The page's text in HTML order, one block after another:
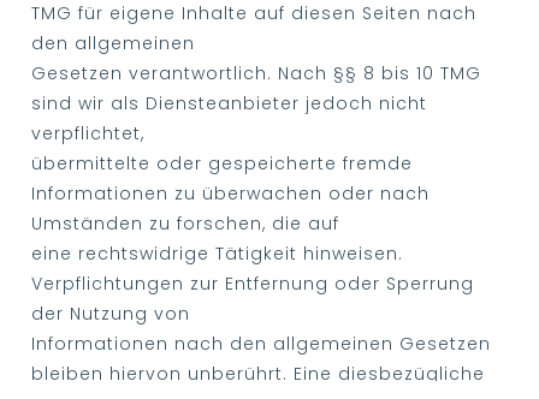
TMG für eigene Inhalte auf diesen Seiten nach
den allgemeinen
Gesetzen verantwortlich. Nach §§ 8 bis 10 TMG
sind wir als Diensteanbieter jedoch nicht
verpflichtet,
übermittelte oder gespeicherte fremde
Informationen zu überwachen oder nach
Umständen zu forschen, die auf
eine rechtswidrige Tätigkeit hinweisen.
Verpflichtungen zur Entfernung oder Sperrung
der Nutzung von
Informationen nach den allgemeinen Gesetzen
bleiben hiervon unberührt. Eine diesbezügliche